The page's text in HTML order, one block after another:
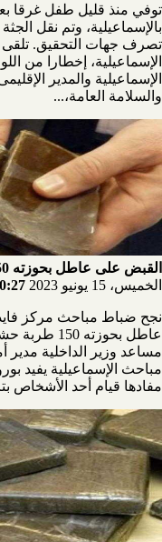
توفي منذ قليل طفل غرقا
بالإسماعيلية، وتم نقل
تصرف جهات التحقيق. تلقى
الإسماعيلية، إخطارا من
الإسماعيلية والمدير
والسلامة العامة،...
القبض على عاطل بحوزته 150 طربة حشيش فى فايد بالإسماعيلية
الخميس، 15 يونيو 2023
10:27
نجح ضباط مباحث مركز
عاطل
مساعد وزير الداخلية مدير
مباحث الإسماعيلية يفيد
مفادها قيام أحد الأشخاص